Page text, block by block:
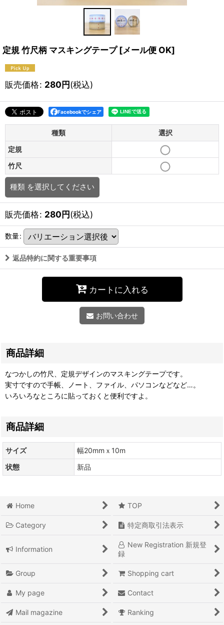
定規 竹尺柄 マスキングテープ [メール便 OK]
販売価格: 280円(税込)
Facebookでシェア
種類
選択
定規
竹尺
種類 を選択してください
販売価格: 280円(税込)
数量:
返品特約に関する重要事項
カートに入れる
お問い合わせ
商品詳細
なつかしの竹尺、定規デザインのマスキングテープです。
実寸ですので手帳、ノート、ファイル、パソコンなどなど…。
いろいろなところに貼っておくと便利ですよ。
商品詳細
サイズ
幅20mmｘ10m
状態
新品
Home TOP
Category 特定商取引法表示
Information
New Registration 新規登
録
Group Shopping cart
My page Contact
Mail magazine Ranking